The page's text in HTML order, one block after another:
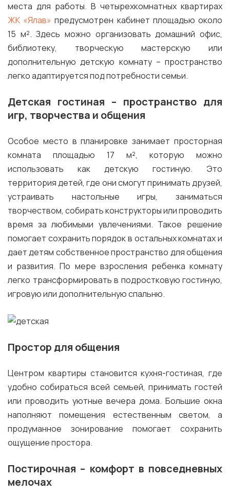
места для работы. В четырехкомнатных квартирах
ЖК «Ялав» предусмотрен кабинет площадью около
15 м². Здесь можно организовать домашний офис,
библиотеку, творческую мастерскую или
дополнительную детскую комнату – пространство
легко адаптируется под потребности семьи.
Детская гостиная – пространство для
игр, творчества и общения
Особое место в планировке занимает просторная
комната площадью 17 м², которую можно
использовать как детскую гостиную. Это
территория детей, где они смогут принимать друзей,
устраивать настольные игры, заниматься
творчеством, собирать конструкторы или проводить
время за любимыми увлечениями. Такое решение
помогает сохранить порядок в остальных комнатах и
дает детям собственное пространство для общения
и развития. По мере взросления ребенка комнату
легко трансформировать в подростковую гостиную,
игровую или дополнительную спальню.
Простор для общения
Центром квартиры становится кухня-гостиная, где
удобно собираться всей семьей, принимать гостей
или проводить уютные вечера дома. Большие окна
наполняют помещения естественным светом, а
продуманное зонирование помогает сохранить
ощущение простора.
Постирочная – комфорт в повседневных
мелочах